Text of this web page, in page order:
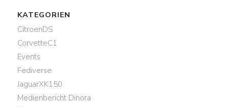
KATEGORIEN
CitroenDS
CorvetteC1
Events
Fediverse
JaguarXK150
Medienbericht Dinora